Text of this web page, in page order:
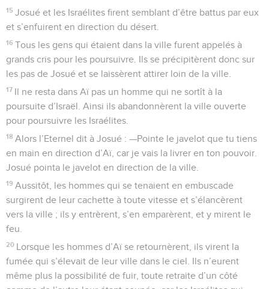
15 Josué et les Israélites firent semblant d’être battus par eux
et s’enfuirent en direction du désert.
16 Tous les gens qui étaient dans la ville furent appelés à
grands cris pour les poursuivre. Ils se précipitèrent donc sur
les pas de Josué et se laissèrent attirer loin de la ville.
17 Il ne resta dans Aï pas un homme qui ne sortît à la
poursuite d’Israël. Ainsi ils abandonnèrent la ville ouverte
pour poursuivre les Israélites.
18 Alors l’Eternel dit à Josué : —Pointe le javelot que tu tiens
en main en direction d’Aï, car je vais la livrer en ton pouvoir.
Josué pointa le javelot en direction de la ville.
19 Aussitôt, les hommes qui se tenaient en embuscade
surgirent de leur cachette à toute vitesse et s’élancèrent
vers la ville ; ils y entrèrent, s’en emparèrent, et y mirent le
feu.
20 Lorsque les hommes d’Aï se retournèrent, ils virent la
fumée qui s’élevait de leur ville dans le ciel. Ils n’eurent
même plus la possibilité de fuir, toute retraite d’un côté